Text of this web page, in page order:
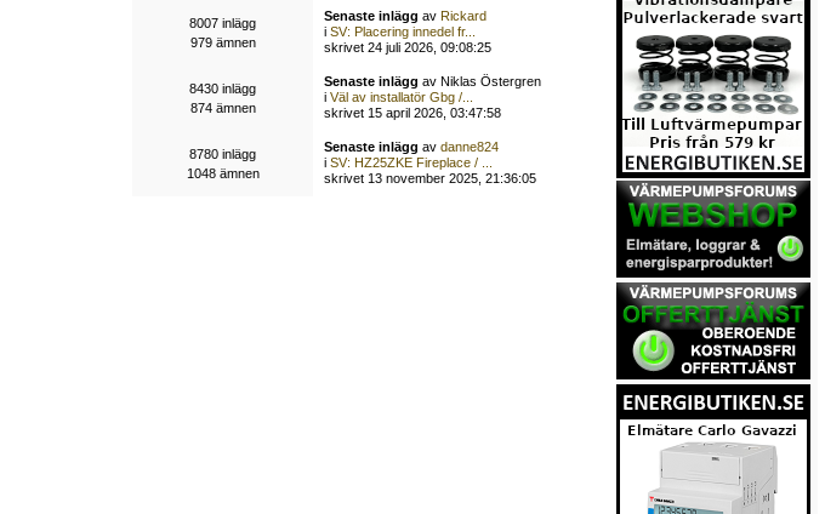
8007 inlägg
979 ämnen
Senaste inlägg avRickard
iSV: Placering innedel fr...
skrivet 24 juli 2026, 09:08:25
8430 inlägg
874 ämnen
Senaste inlägg av Niklas Östergren
iVäl av installatör Gbg /...
skrivet 15 april 2026, 03:47:58
8780 inlägg
1048 ämnen
Senaste inlägg avdanne824
iSV: HZ25ZKE Fireplace / ...
skrivet 13 november 2025, 21:36:05